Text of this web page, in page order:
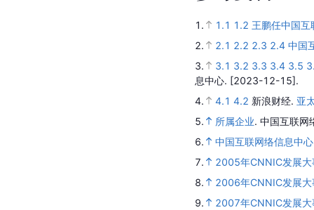
1. 1.1 1.2 王鹏任中国
2.
2.1 2.2 2.3 2.4 中国
3.
3.1 3.2 3.3 3.4 3.5
息中心. [2023-12-15].
4.
4.1 4.2 新浪财经. 亚
5.
所属企业. 中国互联网
6.
中国互联网络信息中心
7.
2005年CNNIC发展大
8.
2006年CNNIC发展大
9.
2007年CNNIC发展大